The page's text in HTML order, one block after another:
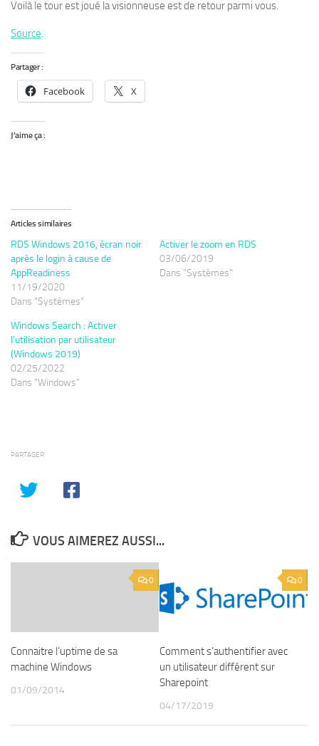
Voilà le tour est joué la visionneuse est de retour parmi vous.
Source.
Partager :
Facebook X
J’aime ça :
Articles similaires
RDS Windows 2016, écran noir
après le login à cause de
AppReadiness
11/19/2020
Dans "Systèmes"
Activer le zoom en RDS
03/06/2019
Dans "Systèmes"
Windows Search : Activer
l’utilisation par utilisateur
(Windows 2019)
02/25/2022
Dans "Windows"
PARTAGER
VOUS AIMEREZ AUSSI...
0
Connaitre l’uptime de sa
machine Windows
01/09/2014
0
Comment s’authentifier avec
un utilisateur différent sur
Sharepoint
04/17/2019